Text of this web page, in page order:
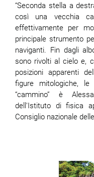
“Seconda stella a
così una vecchia
effettivamente per
principale strumento
naviganti. Fin dagli
sono rivolti al cielo e,
posizioni apparenti
figure mitologiche, le
“cammino” è
dell'Istituto di fisica
Consiglio nazionale